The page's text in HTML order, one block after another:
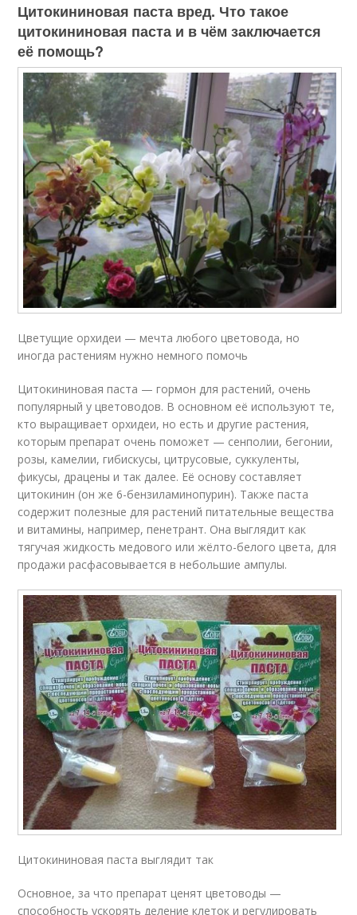
Цитокининовая паста вред. Что такое
цитокининовая паста и в чём заключается
её помощь?
Цветущие орхидеи — мечта любого цветовода, но
иногда растениям нужно немного помочь
Цитокининовая паста — гормон для растений, очень
популярный у цветоводов. В основном её используют те,
кто выращивает орхидеи, но есть и другие растения,
которым препарат очень поможет — сенполии, бегонии,
розы, камелии, гибискусы, цитрусовые, суккуленты,
фикусы, драцены и так далее. Её основу составляет
цитокинин (он же 6-бензиламинопурин). Также паста
содержит полезные для растений питательные вещества
и витамины, например, пенетрант. Она выглядит как
тягучая жидкость медового или жёлто-белого цвета, для
продажи расфасовывается в небольшие ампулы.
Цитокининовая паста выглядит так
Основное, за что препарат ценят цветоводы —
способность ускорять деление клеток и регулировать